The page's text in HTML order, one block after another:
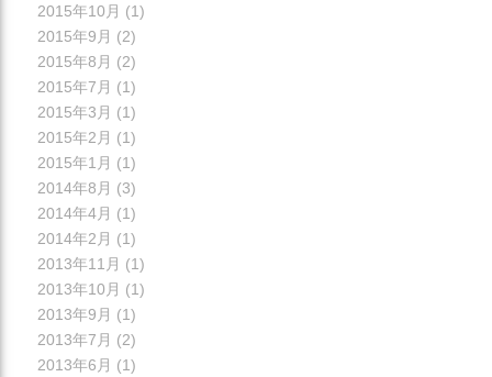
2015年10月 (1)
2015年9月 (2)
2015年8月 (2)
2015年7月 (1)
2015年3月 (1)
2015年2月 (1)
2015年1月 (1)
2014年8月 (3)
2014年4月 (1)
2014年2月 (1)
2013年11月 (1)
2013年10月 (1)
2013年9月 (1)
2013年7月 (2)
2013年6月 (1)